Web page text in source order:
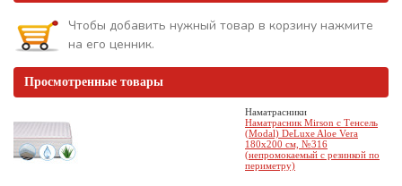
Чтобы добавить нужный товар в корзину нажмите
на его ценник.
Просмотренные товары
Наматрасники
Наматрасник Mirson с Тенсель
(Modal) DeLuxe Aloe Vera
180x200 см, №316
(непромокаемый с резинкой по
периметру)